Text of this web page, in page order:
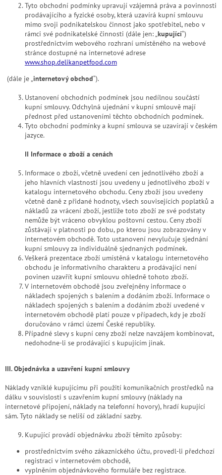
Tyto obchodní podmínky upravují vzájemná práva a povinnosti
prodávajícího a fyzické osoby, která uzavírá kupní smlouvu
mimo svoji podnikatelskou činnost jako spotřebitel, nebo v
rámci své podnikatelské činnosti (dále jen: „kupující“)
prostřednictvím webového rozhraní umístěného na webové
stránce dostupné na internetové adrese
www.shop.delikanpetfood.com
(dále je „internetový obchod“).
Ustanovení obchodních podmínek jsou nedílnou součástí
kupní smlouvy. Odchylná ujednání v kupní smlouvě mají
přednost před ustanoveními těchto obchodních podmínek.
Tyto obchodní podmínky a kupní smlouva se uzavírají v českém
jazyce.
II Informace o zboží a cenách
Informace o zboží, včetně uvedení cen jednotlivého zboží a
jeho hlavních vlastností jsou uvedeny u jednotlivého zboží v
katalogu internetového obchodu. Ceny zboží jsou uvedeny
včetně daně z přidané hodnoty, všech souvisejících poplatků a
nákladů za vrácení zboží, jestliže toto zboží ze své podstaty
nemůže být vráceno obvyklou poštovní cestou. Ceny zboží
zůstávají v platnosti po dobu, po kterou jsou zobrazovány v
internetovém obchodě. Toto ustanovení nevylučuje sjednání
kupní smlouvy za individuálně sjednaných podmínek.
Veškerá prezentace zboží umístěná v katalogu internetového
obchodu je informativního charakteru a prodávající není
povinen uzavřít kupní smlouvu ohledně tohoto zboží.
V internetovém obchodě jsou zveřejněny informace o
nákladech spojených s balením a dodáním zboží. Informace o
nákladech spojených s balením a dodáním zboží uvedené v
internetovém obchodě platí pouze v případech, kdy je zboží
doručováno v rámci území České republiky.
Případné slevy s kupní ceny zboží nelze navzájem kombinovat,
nedohodne-li se prodávající s kupujícím jinak.
III. Objednávka a uzavření kupní smlouvy
Náklady vzniklé kupujícímu při použití komunikačních prostředků na
dálku v souvislosti s uzavřením kupní smlouvy (náklady na
internetové připojení, náklady na telefonní hovory), hradí kupující
sám. Tyto náklady se neliší od základní sazby.
Kupující provádí objednávku zboží těmito způsoby:
prostřednictvím svého zákaznického účtu, provedl-li předchozí
registraci v internetovém obchodě,
vyplněním objednávkového formuláře bez registrace.